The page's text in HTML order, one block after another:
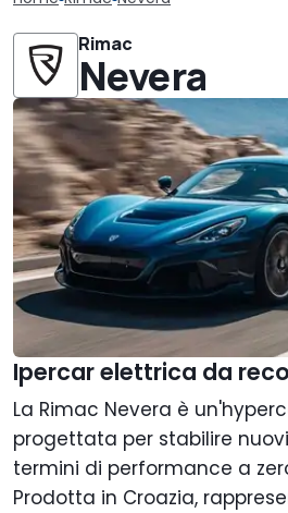
Rimac
Nevera
Ipercar elettrica da
La Rimac Nevera è
progettata per stabilire
termini di performance a
Prodotta in Croazia,